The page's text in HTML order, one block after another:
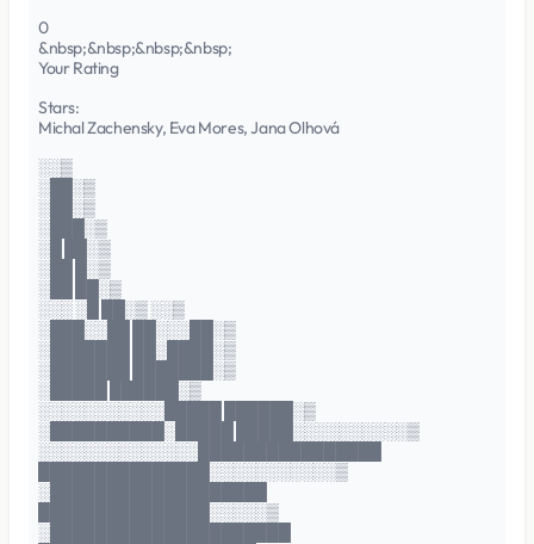
0
&nbsp;&nbsp;&nbsp;&nbsp;
Your Rating
Stars:
Michal Zachensky, Eva Mores, Jana Olhová
░░▒
░██░▒
░██░▒
░███░▒
░█ ██░▒
░██ █░▒
░██ ██░▒
░░░ ░█ ██░▒ ░░▒
░███░░██ ██░░░██░▒
░███████ ██░████░▒
░███████ ███████░▒
░█████ ██████░▒
░░░░░░░░░░░█████ ██████░▒
░██████████░█████ █████░░░░░░░░░░▒
░░░░░░░░░░░░░░████████████████
███████████████░░░░░░░░░░░▒
░███████████████████
███████████████░░░░░▒
░█████████████████████